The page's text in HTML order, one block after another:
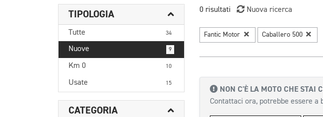
TIPOLOGIA
Tutte 34
Nuove 9
Km 0 10
Usate 15
CATEGORIA
0 risultati Nuova ricerca
Fantic Motor Caballero 500
NON C'È LA MOTO CHE STAI
Contattaci ora, potrebbe essere